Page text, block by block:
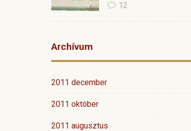
12
Archívum
2011 december
2011 október
2011 augusztus